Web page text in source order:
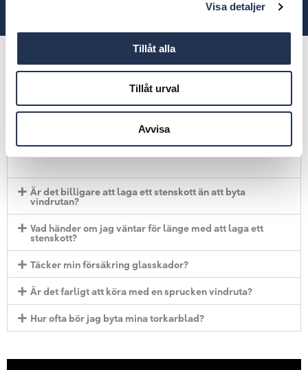
Visa detaljer
Tillåt alla
Tillåt urval
Avvisa
Vanliga frågor och svar
Hur lång tid tar det att laga ett stenskott?
Vanligtvis tar det mindre än 30 minuter att laga ett
stenskott. Du kan vänta bekvämt hos oss medan vi gör
jobbet.
Är det billigare att laga ett stenskott än att byta
vindrutan?
Vad händer om jag väntar för länge med att laga ett
stenskott?
Täcker min försäkring glasskador?
Är det farligt att köra med en sprucken vindruta?
Hur ofta bör jag byta mina torkarblad?